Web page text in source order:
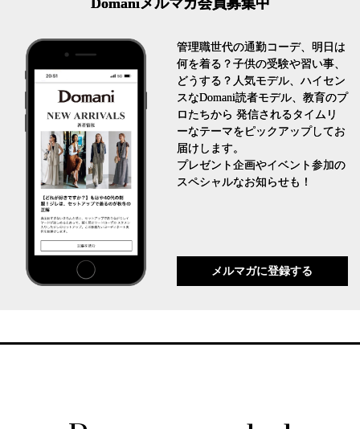
管理職世代の通勤コーデ、明日は
何を着る？子供の受験や習い事、
どうする？人気モデル、ハイセン
スなDomani読者モデル、教育のプ
ロたちから 発信されるタイムリ
ーなテーマをピックアップしてお
届けします。
プレゼント企画やイベント参加の
スペシャルなお知らせも！
メルマガに登録する